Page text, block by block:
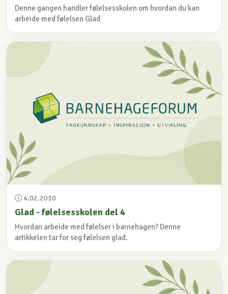
Denne gangen handler følelsesskolen om hvordan du kan
arbeide med følelsen Glad
4.02.2010
Glad - følelsesskolen del 4
Hvordan arbeide med følelser i barnehagen? Denne
artikkelen tar for seg følelsen glad.